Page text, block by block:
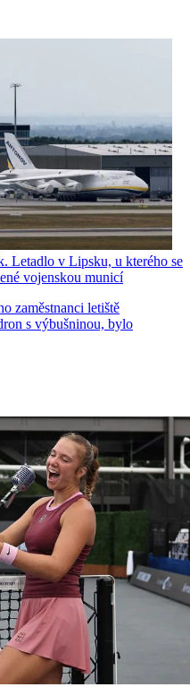
Letadlo v Lipsku, u kterého se
vojenskou municí
zaměstnanci letiště
s výbušninou, bylo